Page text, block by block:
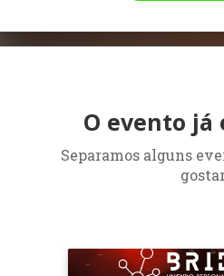
O evento já
Separamos alguns